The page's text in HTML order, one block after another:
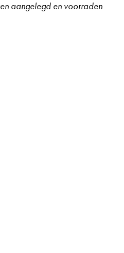
aangelegd en voorraden